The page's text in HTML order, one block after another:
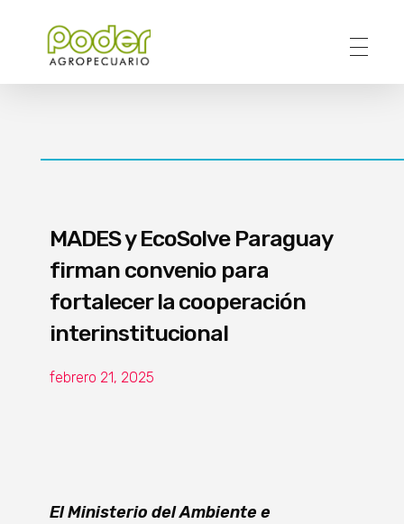
MADES y EcoSolve Paraguay
firman convenio para
fortalecer la cooperación
interinstitucional
febrero 21, 2025
El Ministerio del Ambiente e